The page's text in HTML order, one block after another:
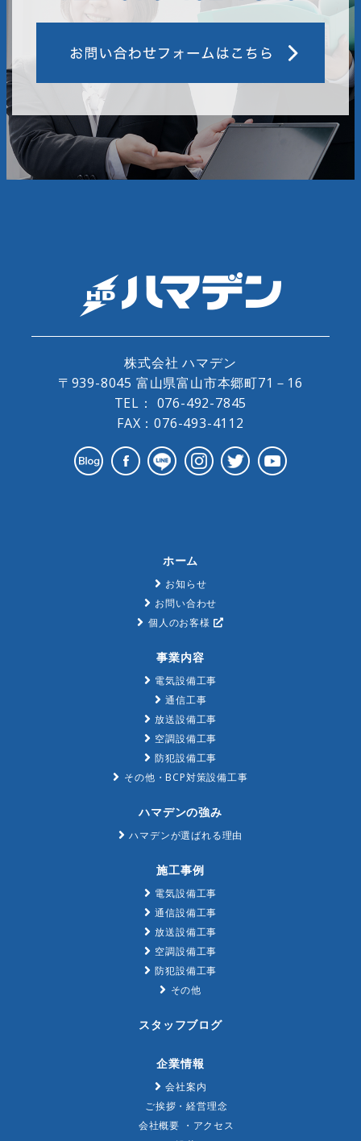
株式会社 ハマデン
〒939-8045 富山県富山市本郷町71－16
TEL： 076-492-7845
FAX：076-493-4112
ホーム
お知らせ
お問い合わせ
個人のお客様
事業内容
電気設備工事
通信工事
放送設備工事
空調設備工事
防犯設備工事
その他・BCP対策設備工事
ハマデンの強み
ハマデンが選ばれる理由
施工事例
電気設備工事
通信設備工事
放送設備工事
空調設備工事
防犯設備工事
その他
スタッフブログ
企業情報
会社案内
ご挨拶・経営理念
会社概要 ・アクセス